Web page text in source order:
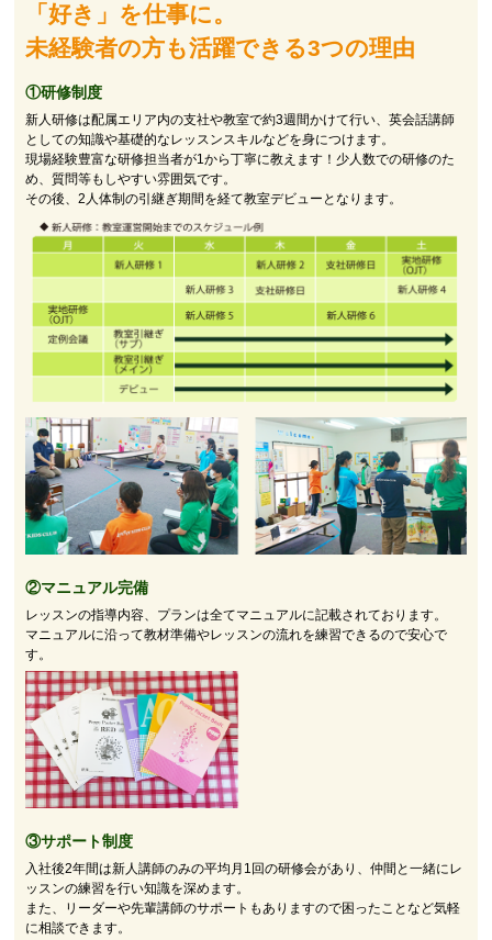
「好き」を仕事に。
未経験者の方も活躍できる3つの理由
①研修制度
新人研修は配属エリア内の支社や教室で約3週間かけて行い、英会話講師
としての知識や基礎的なレッスンスキルなどを身につけます。
現場経験豊富な研修担当者が1から丁寧に教えます！少人数での研修のた
め、質問等もしやすい雰囲気です。
その後、2人体制の引継ぎ期間を経て教室デビューとなります。
②マニュアル完備
レッスンの指導内容、プランは全てマニュアルに記載されております。
マニュアルに沿って教材準備やレッスンの流れを練習できるので安心で
す。
③サポート制度
入社後2年間は新人講師のみの平均月1回の研修会があり、仲間と一緒にレ
ッスンの練習を行い知識を深めます。
また、リーダーや先輩講師のサポートもありますので困ったことなど気軽
に相談できます。